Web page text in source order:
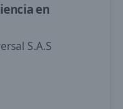
en
S.A.S